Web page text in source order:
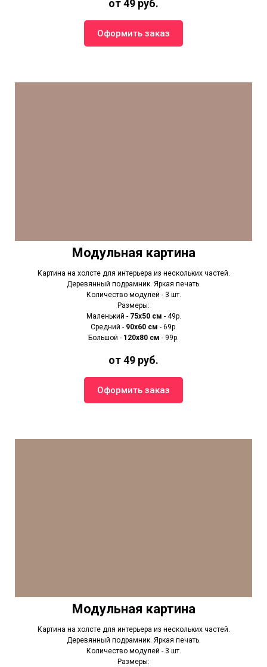
от 49 руб.
Оформить заказ
Модульная картина
Картина на холсте для интерьера из нескольких частей.
Деревянный подрамник. Яркая печать.
Количество модулей - 3 шт.
Размеры:
Маленький - 75х50 см - 49р.
Средний - 90x60 см - 69р.
Большой - 120х80 см - 99р.
от 49 руб.
Оформить заказ
Модульная картина
Картина на холсте для интерьера из нескольких частей.
Деревянный подрамник. Яркая печать.
Количество модулей - 3 шт.
Размеры: